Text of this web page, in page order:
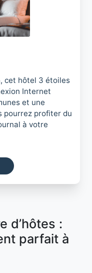
cet hôtel 3 étoiles
Internet
et une
pourrez profiter du
à votre
d’hôtes :
parfait à